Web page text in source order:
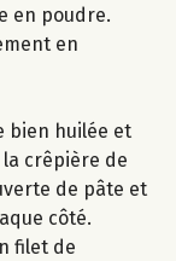
en poudre.
en
bien huilée et
crêpière de
de pâte et
côté.
filet de